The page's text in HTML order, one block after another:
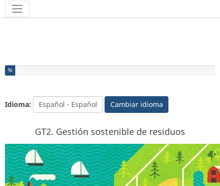
Herramientas
Ha completado el % de este formulario
%
Idioma: Cambiar idioma
GT2. Gestión sostenible de residuos